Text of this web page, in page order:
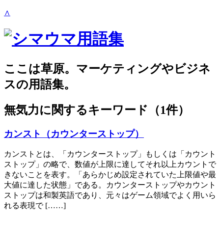
∧
ここは草原。マーケティングやビジネ
スの用語集。
無気力に関するキーワード（1件）
カンスト（カウンターストップ）
カンストとは、「カウンターストップ」もしくは「カウント
ストップ」の略で、数値が上限に達してそれ以上カウントで
きないことを表す。「あらかじめ設定されていた上限値や最
大値に達した状態」である。カウンターストップやカウント
ストップは和製英語であり、元々はゲーム領域でよく用いら
れる表現で [……]